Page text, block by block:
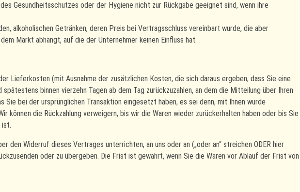
Gesundheitsschutzes oder der Hygiene nicht zur Rückgabe geeignet sind, wenn ihre
alkoholischen Getränken, deren Preis bei Vertragsschluss vereinbart wurde, die aber
Markt abhängt, auf die der Unternehmer keinen Einfluss hat.
Lieferkosten (mit Ausnahme der zusätzlichen Kosten, die sich daraus ergeben, dass Sie eine
binnen vierzehn Tagen ab dem Tag zurückzuzahlen, an dem die Mitteilung über Ihren
bei der ursprünglichen Transaktion eingesetzt haben, es sei denn, mit Ihnen wurde
die Rückzahlung verweigern, bis wir die Waren wieder zurückerhalten haben oder bis Sie
ist.
den Widerruf dieses Vertrages unterrichten, an uns oder an („oder an“ streichen ODER hier
oder zu übergeben. Die Frist ist gewahrt, wenn Sie die Waren vor Ablauf der Frist von